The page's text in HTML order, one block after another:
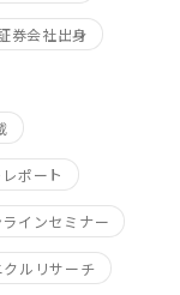
券会社出身
ポート
インセミナー
ルリサーチ